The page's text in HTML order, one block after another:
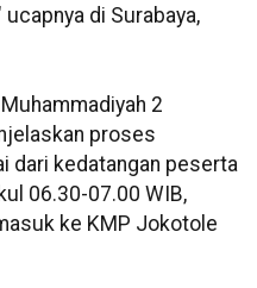
di Surabaya,
2
proses
dari kedatangan peserta
06.30-07.00 WIB,
ke KMP Jokotole